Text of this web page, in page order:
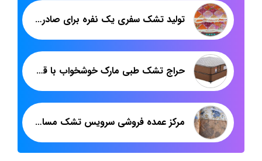
تولید تشک سفری یک نفره برای صادرات به عراق
حراج تشک طبی مارک خوشخواب با قیمت ارزان
مرکز عمده فروشی سرویس تشک مسافرتی